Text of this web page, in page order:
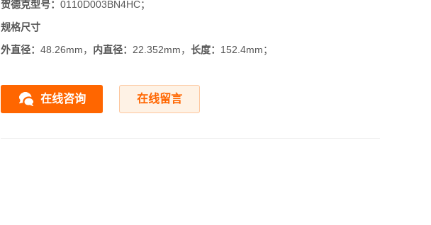
贺德克型号： 0110D003BN4HC；
规格尺寸
外直径： 48.26mm， 内直径： 22.352mm， 长度： 152.4mm；
在线咨询 在线留言